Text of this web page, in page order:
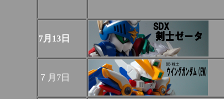
7月13日
７月7日